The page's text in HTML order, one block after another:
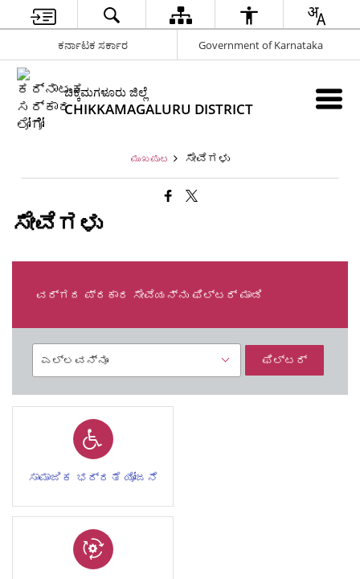
ಕರ್ನಾಟಕ ಸರ್ಕಾರ Government of Karnataka
ಚಿಕ್ಕಮಗಳೂರು ಜಿಲ್ಲೆ
CHIKKAMAGALURU DISTRICT
ಮುಖಪುಟ ಸೇವೆಗಳು
ಸೇವೆಗಳು
ವರ್ಗದ ಪ್ರಕಾರ ಸೇವೆಯನ್ನು ಫಿಲ್ಟರ್ ಮಾಡಿ
ಫಿಲ್ಟರ್
ಸಾಮಾಜಿಕ ಭದ್ರತೆ ಯೋಜನೆ